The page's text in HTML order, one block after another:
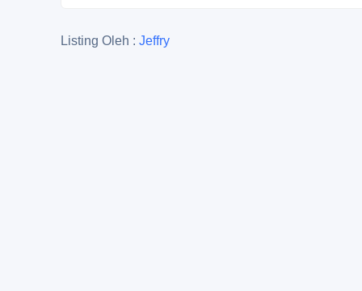
Listing Oleh : Jeffry